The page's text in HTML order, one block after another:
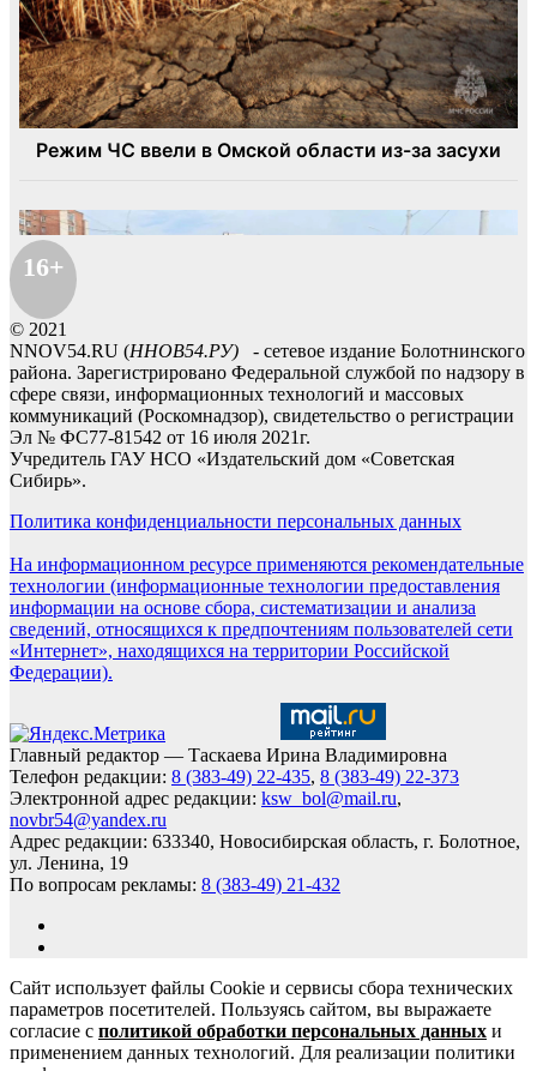
16+
© 2021
NNOV54.RU (ННОВ54.РУ) - сетевое издание Болотнинского
района. Зарегистрировано Федеральной службой по надзору в
сфере связи, информационных технологий и массовых
коммуникаций (Роскомнадзор), свидетельство о регистрации
Эл № ФС77-81542 от 16 июля 2021г.
Учредитель ГАУ НСО «Издательский дом «Советская
Сибирь».
Политика конфиденциальности персональных данных
На информационном ресурсе применяются рекомендательные
технологии (информационные технологии предоставления
информации на основе сбора, систематизации и анализа
сведений, относящихся к предпочтениям пользователей сети
«Интернет», находящихся на территории Российской
Федерации).
Главный редактор — Таскаева Ирина Владимировна
Телефон редакции: 8 (383-49) 22-435, 8 (383-49) 22-373
Электронной адрес редакции: ksw_bol@mail.ru,
novbr54@yandex.ru
Адрес редакции: 633340, Новосибирская область, г. Болотное,
ул. Ленина, 19
По вопросам рекламы: 8 (383-49) 21-432
Сайт использует файлы Cookie и сервисы сбора технических
параметров посетителей. Пользуясь сайтом, вы выражаете
согласие с политикой обработки персональных данных и
применением данных технологий. Для реализации политики